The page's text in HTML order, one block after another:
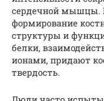
сердечной мышцы.
формирование
структуры и
белки,
ионами, придают
твердость.